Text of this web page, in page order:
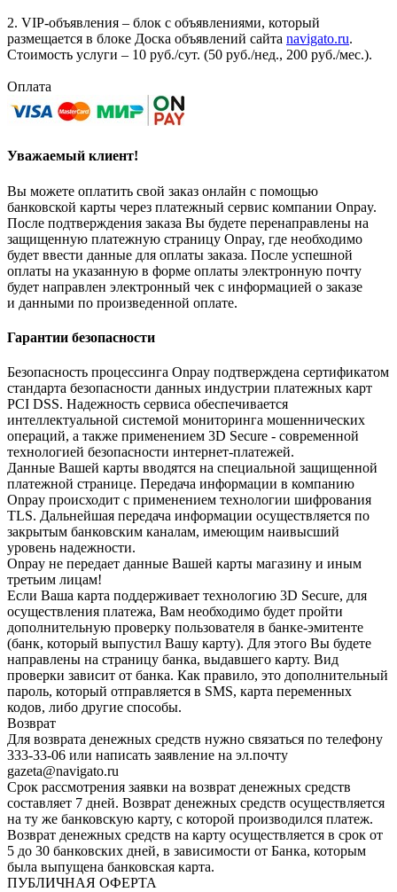
2. VIP-объявления – блок с объявлениями, который
размещается в блоке Доска объявлений сайта navigato.ru.
Стоимость услуги – 10 руб./сут. (50 руб./нед., 200 руб./мес.).
Оплата
Уважаемый клиент!
Вы можете оплатить свой заказ онлайн с помощью
банковской карты через платежный сервис компании Onpay.
После подтверждения заказа Вы будете перенаправлены на
защищенную платежную страницу Onpay, где необходимо
будет ввести данные для оплаты заказа. После успешной
оплаты на указанную в форме оплаты электронную почту
будет направлен электронный чек с информацией о заказе
и данными по произведенной оплате.
Гарантии безопасности
Безопасность процессинга Onpay подтверждена сертификатом
стандарта безопасности данных индустрии платежных карт
PCI DSS. Надежность сервиса обеспечивается
интеллектуальной системой мониторинга мошеннических
операций, а также применением 3D Secure - современной
технологией безопасности интернет-платежей.
Данные Вашей карты вводятся на специальной защищенной
платежной странице. Передача информации в компанию
Onpay происходит с применением технологии шифрования
TLS. Дальнейшая передача информации осуществляется по
закрытым банковским каналам, имеющим наивысший
уровень надежности.
Onpay не передает данные Вашей карты магазину и иным
третьим лицам!
Если Ваша карта поддерживает технологию 3D Secure, для
осуществления платежа, Вам необходимо будет пройти
дополнительную проверку пользователя в банке-эмитенте
(банк, который выпустил Вашу карту). Для этого Вы будете
направлены на страницу банка, выдавшего карту. Вид
проверки зависит от банка. Как правило, это дополнительный
пароль, который отправляется в SMS, карта переменных
кодов, либо другие способы.
Возврат
Для возврата денежных средств нужно связаться по телефону
333-33-06 или написать заявление на эл.почту
gazeta@navigato.ru
Срок рассмотрения заявки на возврат денежных средств
составляет 7 дней. Возврат денежных средств осуществляется
на ту же банковскую карту, с которой производился платеж.
Возврат денежных средств на карту осуществляется в срок от
5 до 30 банковских дней, в зависимости от Банка, которым
была выпущена банковская карта.
ПУБЛИЧНАЯ ОФЕРТА